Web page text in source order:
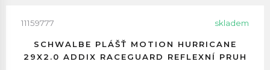
11159777 skladem
SCHWALBE PLÁŠŤ MOTION HURRICANE
29X2.0 ADDIX RACEGUARD REFLEXNÍ PRUH